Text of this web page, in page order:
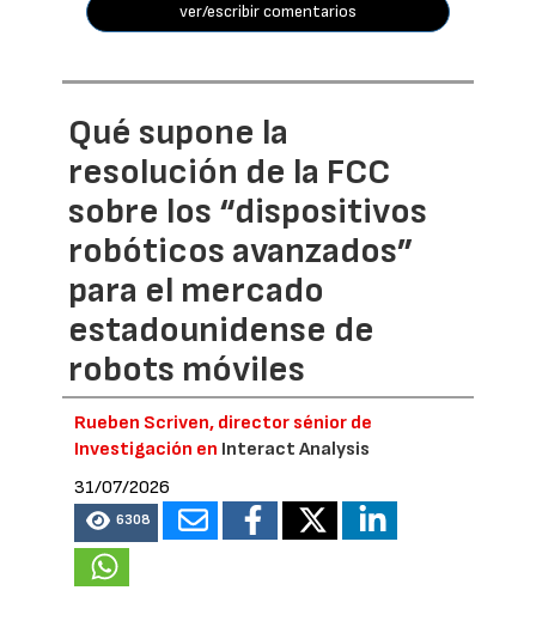
ver/escribir comentarios
Qué supone la
resolución de la FCC
sobre los “dispositivos
robóticos avanzados”
para el mercado
estadounidense de
robots móviles
Rueben Scriven, director sénior de
Investigación en Interact Analysis
31/07/2026
6308